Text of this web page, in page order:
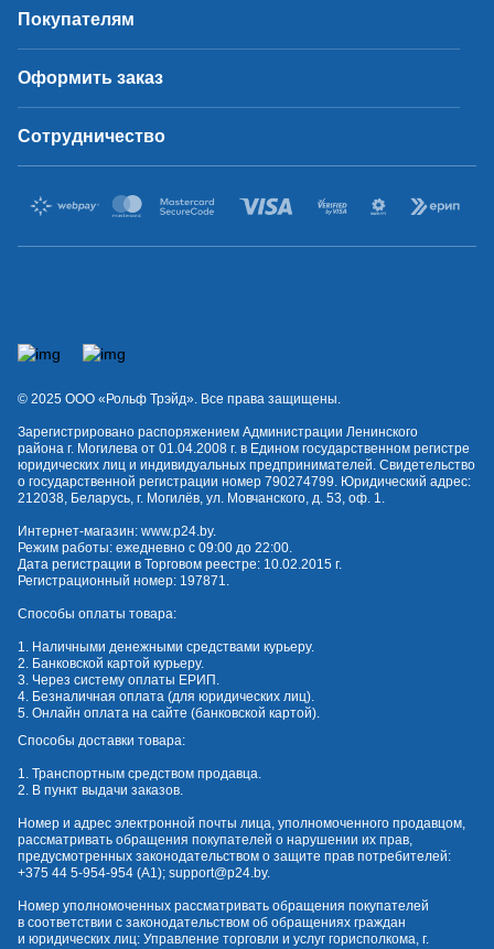
Покупателям
Оформить заказ
Сотрудничество
© 2025 OOO «Рольф Трэйд». Все права защищены.
Зарегистрировано распоряжением Администрации Ленинского
района г. Могилева от 01.04.2008 г. в Едином государственном регистре
юридических лиц и индивидуальных предпринимателей. Свидетельство
о государственной регистрации номер 790274799. Юридический адрес:
212038, Беларусь, г. Могилёв, ул. Мовчанского, д. 53, оф. 1.
Интернет-магазин: www.p24.by.
Режим работы: ежедневно с 09:00 до 22:00.
Дата регистрации в Торговом реестре: 10.02.2015 г.
Регистрационный номер: 197871.
Способы оплаты товара:
1. Наличными денежными средствами курьеру.
2. Банковской картой курьеру.
3. Через систему оплаты ЕРИП.
4. Безналичная оплата (для юридических лиц).
5. Онлайн оплата на сайте (банковской картой).
Способы доставки товара:
1. Транспортным средством продавца.
2. В пункт выдачи заказов.
Номер и адрес электронной почты лица, уполномоченного продавцом,
рассматривать обращения покупателей о нарушении их прав,
предусмотренных законодательством о защите прав потребителей:
+375 44 5-954-954 (А1); support@p24.by.
Номер уполномоченных рассматривать обращения покупателей
в соответствии с законодательством об обращениях граждан
и юридических лиц: Управление торговли и услуг горисполкома, г.